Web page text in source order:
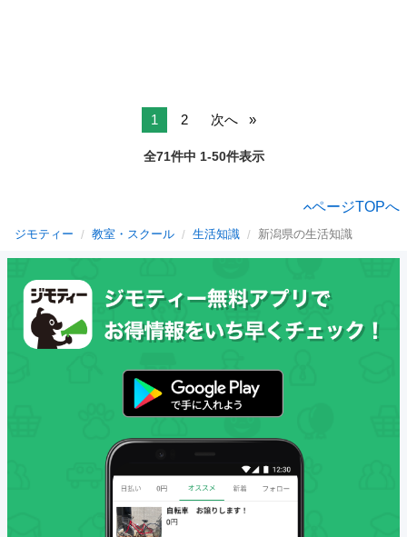
1 2 次へ
全71件中 1-50件表示
ページTOPへ
ジモティー 教室・スクール 生活知識 新潟県の生活知識